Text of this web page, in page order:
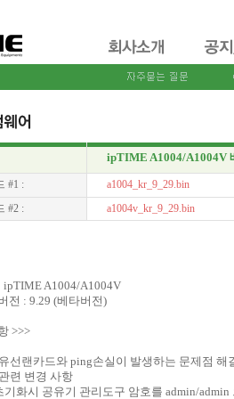
ipTIME A1004/A1004V
#1 :
a1004_kr_9_29.bin
#2 :
a1004v_kr_9_29.bin
ipTIME A1004/A1004V
전 : 9.29 (베타버전)
>>>
선랜카드와 ping손실이 발생하는 문제점 해
련 변경 사항
화시 공유기 관리도구 암호를 admin/admin